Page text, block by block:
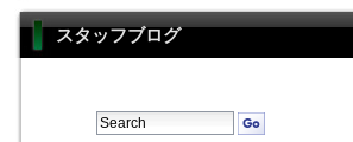
スタッフブログ